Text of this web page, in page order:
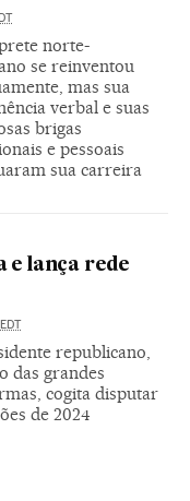
norte-
se reinventou
mas sua
verbal e suas
brigas
e pessoais
sua carreira
e lança rede
EDT
republicano,
das grandes
cogita disputar
de 2024